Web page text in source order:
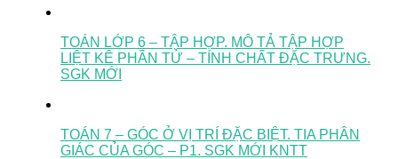
TOÁN LỚP 6 – TẬP HỢP. MÔ TẢ TẬP HỢP
LIỆT KÊ PHẦN TỬ – TÍNH CHẤT ĐẶC TRƯNG.
SGK MỚI
TOÁN 7 – GÓC Ở VỊ TRÍ ĐẶC BIỆT. TIA PHÂN
GIÁC CỦA GÓC – P1. SGK MỚI KNTT